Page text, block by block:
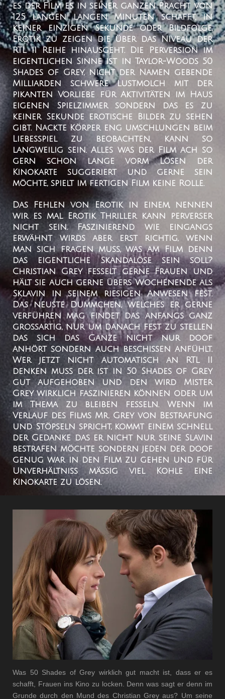
es der Film es in seiner ganzen Pracht von
125 langen langen Minuten schafft, in
keiner einzigen Sekunde oder Bildfolge,
Erotik zu zeigen die über das Niveau der
RTL II Reihe hinausgeht. Die Perversion im
eigentlichen Sinne ist in Taylor-Woods 50
Shades of Grey, nicht der Namen gebende
Milliarden schwere Lustmolch mit der
pikanten Vorliebe für Aktivitäten im Haus
eigenen Spielzimmer sondern das es zu
keiner Sekunde erotische Bilder zu sehen
gibt. Nackte Körper eng umschlungen beim
Liebesspiel zu beobachten, kann so
langweilig sein. Alles was der Film ach so
gern schon lange vorm Lösen der
Kinokarte suggeriert und gerne sein
möchte, spielt im fertigen Film keine Rolle.
Das Fehlen von Erotik in einem, nennen
wir es mal Erotik Thriller kann perverser
nicht sein. Faszinierend wie eingangs
erwähnt wirds aber erst richtig, wenn
man sich fragen muss, was am Film denn
das eigentliche Skandalöse sein soll?
Christian Grey fesselt gerne Frauen und
hält sie auch gerne übers Wochenende als
Sklavin in seinem riesigen Anwesen fest.
Das neuste Dummchen, welches er gerne
verführen mag findet das anfangs ganz
großartig, nur um danach fest zu stellen
das sich das Ganze nicht nur doof
anhört sondern auch beschissen anfühlt.
Wer jetzt nicht automatisch an RTL II
denken muss der ist in 50 Shades of Grey
gut aufgehoben und den wird Mister
Grey wirklich faszinieren können oder um
im Thema zu bleiben fesseln. Wenn im
Verlauf des Films Mr. Grey von Bestrafung
und Stöpseln spricht, kommt einem schnell
der Gedanke das er nicht nur seine Slavin
bestrafen möchte sondern jeden der doof
genug war in den Film zu gehen und für
Unverhältniss mäßig viel Kohle eine
Kinokarte zu lösen.
Was 50 Shades of Grey wirklich gut macht ist, dass er es
schafft, Frauen ins Kino zu locken. Denn was sagt er denn im
Grunde durch den Mund des Christian Grey aus? Um seine